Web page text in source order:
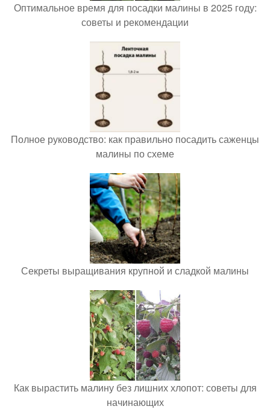
Оптимальное время для посадки малины в 2025 году:
советы и рекомендации
Полное руководство: как правильно посадить саженцы
малины по схеме
Секреты выращивания крупной и сладкой малины
Как вырастить малину без лишних хлопот: советы для
начинающих